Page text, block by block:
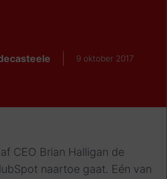
9 oktober 2017
CEO Brian Halligan de
naartoe gaat. Eén van